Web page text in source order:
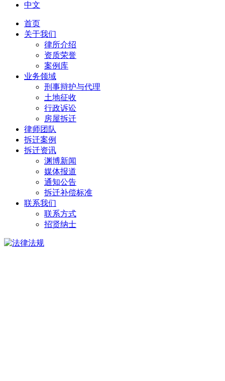
中文
首页
关于我们
律所介绍
资质荣誉
案例库
业务领域
刑事辩护与代理
土地征收
行政诉讼
房屋拆迁
律师团队
拆迁案例
拆迁资讯
渊博新闻
媒体报道
通知公告
拆迁补偿标准
联系我们
联系方式
招贤纳士